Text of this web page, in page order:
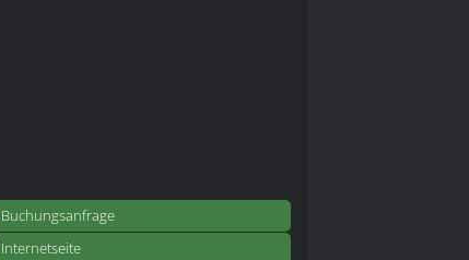
Buchungsanfrage
Internetseite